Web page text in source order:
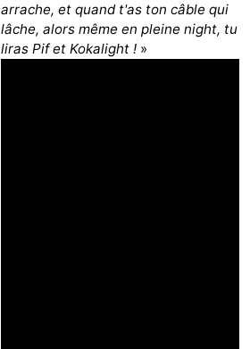
arrache, et quand t'as ton câble qui
lâche, alors même en pleine night, tu
liras Pif et Kokalight ! »